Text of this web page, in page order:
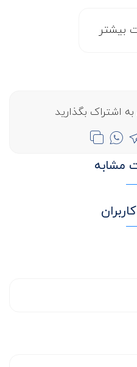
بیشتر
اشتراک بگذارید
مشابه